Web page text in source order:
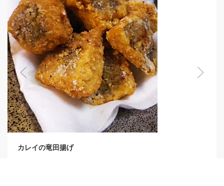
カレイの竜田揚げ